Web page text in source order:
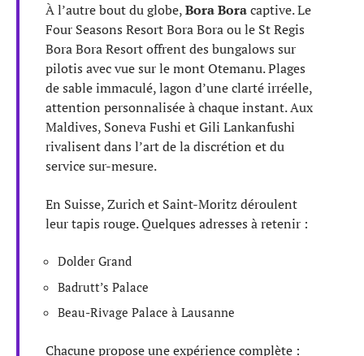
À l’autre bout du globe,Bora Boracaptive. Le
Four Seasons Resort Bora Bora ou le St Regis
Bora Bora Resort offrent des bungalows sur
pilotis avec vue sur le mont Otemanu. Plages
de sable immaculé, lagon d’une clarté irréelle,
attention personnalisée à chaque instant. Aux
Maldives, Soneva Fushi et Gili Lankanfushi
rivalisent dans l’art de la discrétion et du
service sur-mesure.
En Suisse, Zurich et Saint-Moritz déroulent
leur tapis rouge. Quelques adresses à retenir :
Dolder Grand
Badrutt’s Palace
Beau-Rivage Palace à Lausanne
Chacune propose une expérience complète :